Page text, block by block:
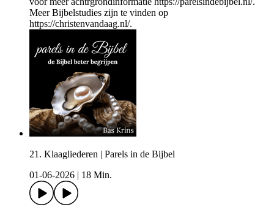
Meer Bijbelstudies zijn te vinden op
https://christenvandaag.nl/.
21. Klaagliederen | Parels in de Bijbel
01-06-2026
18 Min.